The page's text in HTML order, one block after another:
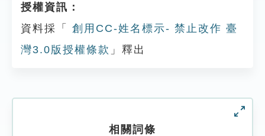
授權資訊：
資料採「
創用CC-姓名標示- 禁止改作 臺
灣3.0版授權條款 」釋出
相關詞條